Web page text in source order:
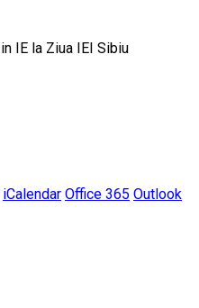
iCalendar Office 365 Outlook